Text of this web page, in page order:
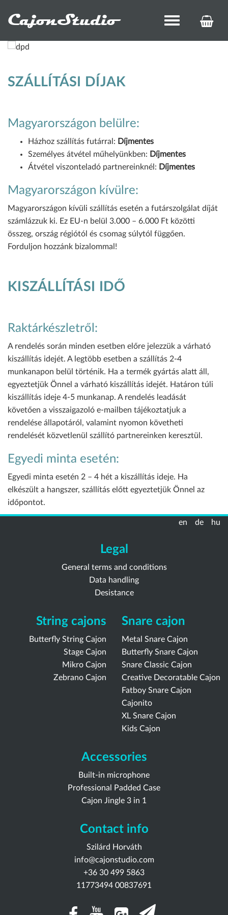
CajonStudio
Toggle
SZÁLLÍTÁSI DÍJAK
Magyarországon belülre:
Házhoz szállítás futárral: Díjmentes
Személyes átvétel műhelyünkben: Díjmentes
Átvétel viszonteladó partnereinknél: Díjmentes
Magyarországon kívülre:
Magyarországon kívüli szállítás esetén a futárszolgálat díját
számlázzuk ki. Ez EU-n belül 3.000 – 6.000 Ft közötti
összeg, ország régiótól és csomag súlytól függően.
Forduljon hozzánk bizalommal!
KISZÁLLÍTÁSI IDŐ
Raktárkészletről:
A rendelés során minden esetben előre jelezzük a várható
kiszállítás idejét. A legtöbb esetben a szállítás 2-4
munkanapon belül történik. Ha a termék gyártás alatt áll,
egyeztetjük Önnel a várható kiszállítás idejét. Határon túli
kiszállítás ideje 4-5 munkanap. A rendelés leadását
követően a visszaigazoló e-mailben tájékoztatjuk a
rendelése állapotáról, valamint nyomon követheti
rendelését közvetlenül szállító partnereinken keresztül.
Egyedi minta esetén:
Egyedi minta esetén 2 – 4 hét a kiszállítás ideje. Ha
elkészült a hangszer, szállítás előtt egyeztetjük Önnel az
időpontot.
en de hu
Legal
General terms and conditions
Data handling
Desistance
String cajons
Butterfly String Cajon
Stage Cajon
Mikro Cajon
Zebrano Cajon
Snare cajon
Metal Snare Cajon
Butterfly Snare Cajon
Snare Classic Cajon
Creative Decoratable Cajon
Fatboy Snare Cajon
Cajonito
XL Snare Cajon
Kids Cajon
Accessories
Built-in microphone
Professional Padded Case
Cajon Jingle 3 in 1
Contact info
Szilárd Horváth
info@cajonstudio.com
+36 30 499 5863
11773494 00837691